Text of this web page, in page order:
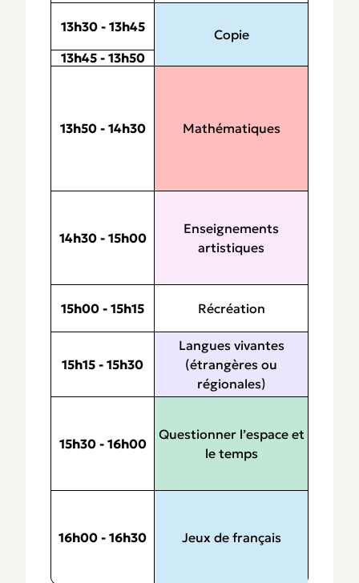
13h30 - 13h45
Copie
13h45 - 13h50
13h50 - 14h30 Mathématiques
14h30 - 15h00
Enseignements
artistiques
15h00 - 15h15 Récréation
15h15 - 15h30
Langues vivantes
(étrangères ou
régionales)
15h30 - 16h00
Questionner l’espace et
le temps
16h00 - 16h30 Jeux de français